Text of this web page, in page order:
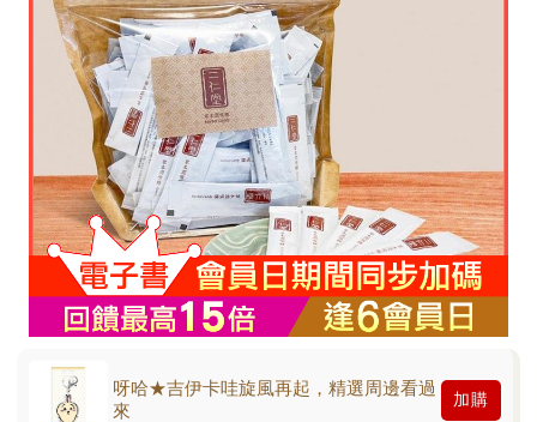
呀哈★吉伊卡哇旋風再起，精選周邊看過
來
加購